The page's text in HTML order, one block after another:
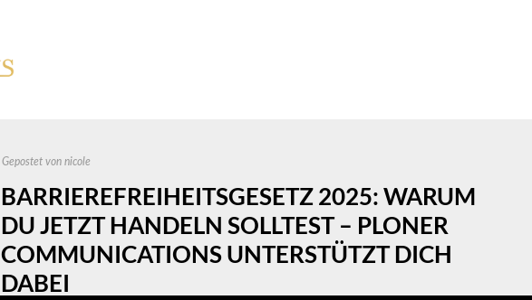
BARRIEREFREIHEITSGESETZ 2025: WARUM
DU JETZT HANDELN SOLLTEST – PLONER
COMMUNICATIONS UNTERSTÜTZT DICH
DABEI
Gepostet von nicole